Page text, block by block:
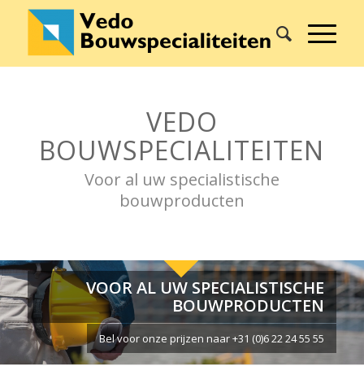
VEDO
BOUWSPECIALITEITEN
Voor al uw specialistische
bouwproducten
VOOR AL UW SPECIALISTISCHE
BOUWPRODUCTEN
Bel voor onze prijzen naar +31 (0)6 22 24 55 55